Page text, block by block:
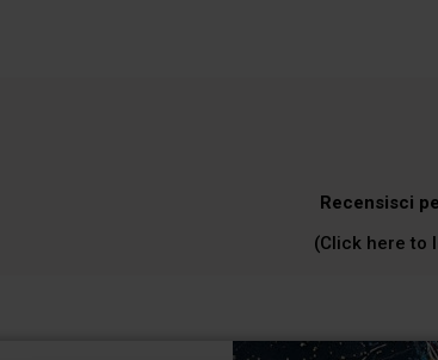
Recensisci
(Click here to